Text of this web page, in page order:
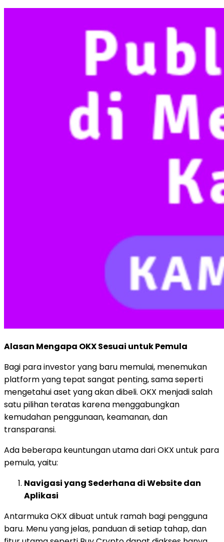
Alasan Mengapa OKX Sesuai untuk Pemula
Bagi para investor yang baru memulai, menemukan
platform yang tepat sangat penting, sama seperti
mengetahui aset yang akan dibeli. OKX menjadi salah
satu pilihan teratas karena menggabungkan
kemudahan penggunaan, keamanan, dan
transparansi.
Ada beberapa keuntungan utama dari OKX untuk para
pemula, yaitu:
Navigasi yang Sederhana di Website dan
Aplikasi
Antarmuka OKX dibuat untuk ramah bagi pengguna
baru. Menu yang jelas, panduan di setiap tahap, dan